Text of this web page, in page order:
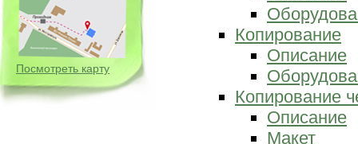
Посмотреть карту
Копирование
Описание
Копирование
Описание
Макет